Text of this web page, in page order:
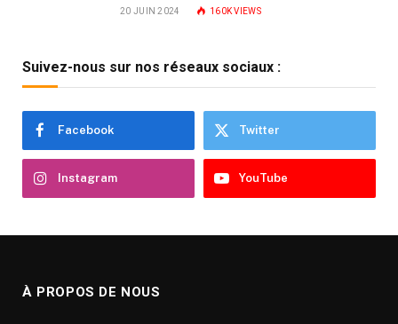
20 JUIN 2024 160KVIEWS
Suivez-nous sur nos réseaux sociaux :
Facebook Twitter
Instagram YouTube
À PROPOS DE NOUS